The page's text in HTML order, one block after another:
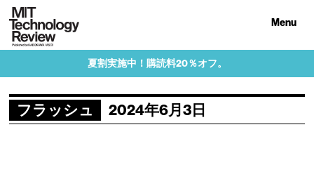
Menu
夏割実施中！購読料20％オフ。
フラッシュ 2024年6月3日